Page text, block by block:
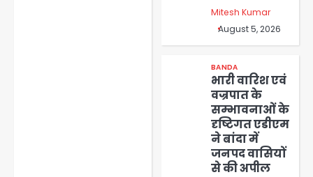
Mitesh Kumar
August 5, 2026
BANDA
भारी वारिश एवं
वज्रपात के
सम्भावनाओं के
दृष्टिगत एडीएम
ने बांदा में
जनपद वासियों
से की अपील